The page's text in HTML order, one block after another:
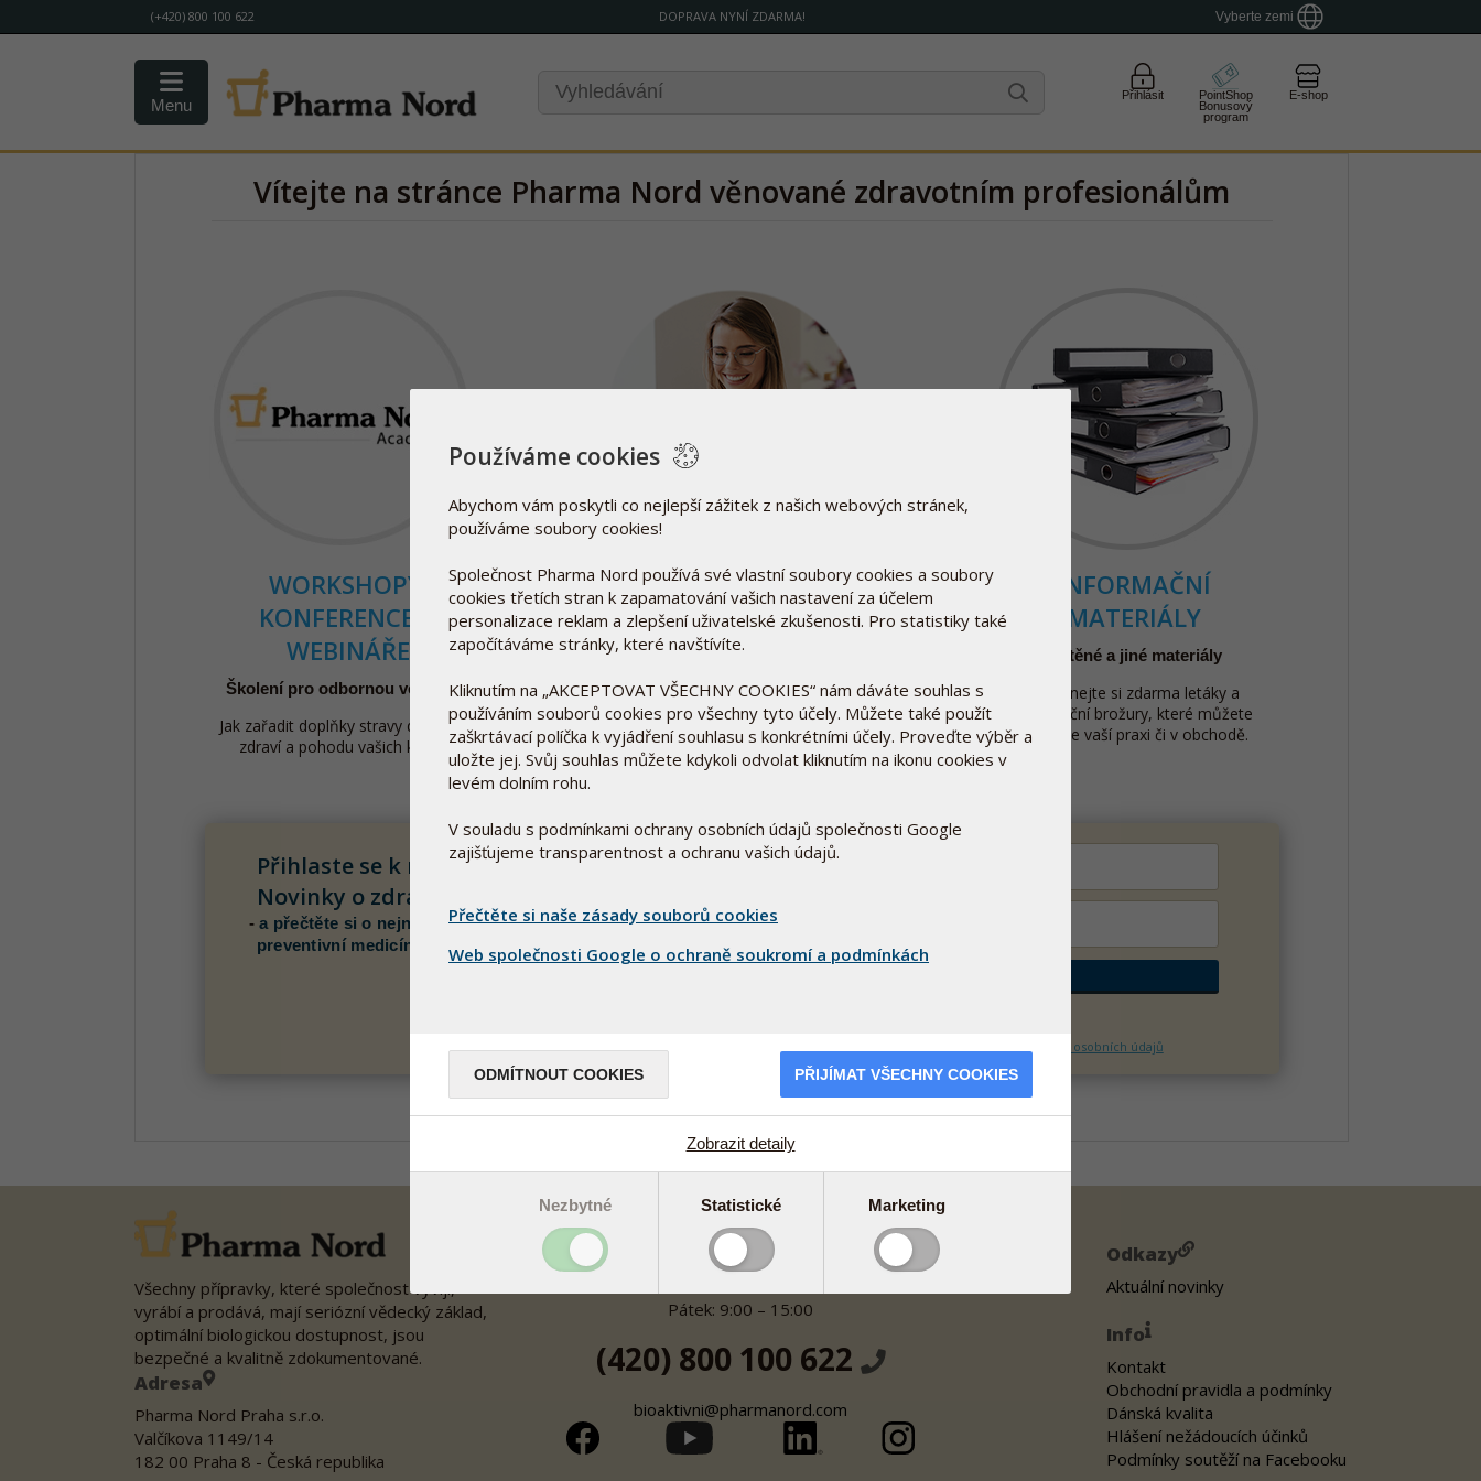
(+420) 800 100 622 DOPRAVA NYNÍ ZDARMA! Vyberte zemi
Menu
Přihlásit
PointShop
Bonusový
program
E-shop
Vítejte na stránce Pharma Nord věnované zdravotním profesionálům
WORKSHOPY,
KONFERENCE A
WEBINÁŘE
Školení pro odbornou veřejnost.
Jak zařadit doplňky stravy do péče o
zdraví a pohodu vašich klientů.
DATABÁZE FOTOGRAFIÍ
Obrázky produktů atd.
reklamních materiálů.
INFORMAČNÍ
MATERIÁLY
Tištěné a jiné materiály
Objednejte si zdarma letáky a
informační brožury, které můžete
využít ve vaší praxi či v obchodě.
Přihlaste se k newsletteru
Novinky o zdraví pro zdravotní profesionály
-a přečtěte si o nejnovějších poznatcích z oblasti zdraví,
preventivní medicíny či o vzdělávacích akcích.
Čtěte více v kapitole o Ochraně osobních údajů
Všechny přípravky, které společnost vyvíjí,
vyrábí a prodává, mají seriózní vědecký základ,
optimální biologickou dostupnost, jsou
bezpečné a kvalitně zdokumentované.
Adresa
Pharma Nord Praha s.r.o.
Valčíkova 1149/14
182 00 Praha 8 - Česká republika
Bezplatná linka
Pátek: 9:00 – 15:00
(420) 800 100 622
bioaktivni@pharmanord.com
Odkazy
Aktuální novinky
Info
Kontakt
Obchodní pravidla a podmínky
Dánská kvalita
Hlášení nežádoucích účinků
Podmínky soutěží na Facebooku
Používáme cookies
Abychom vám poskytli co nejlepší zážitek z našich webových stránek,
používáme soubory cookies!
Společnost Pharma Nord používá své vlastní soubory cookies a soubory
cookies třetích stran k zapamatování vašich nastavení za účelem
personalizace reklam a zlepšení uživatelské zkušenosti. Pro statistiky také
započítáváme stránky, které navštívíte.
Kliknutím na „AKCEPTOVAT VŠECHNY COOKIES“ nám dáváte souhlas s
používáním souborů cookies pro všechny tyto účely. Můžete také použít
zaškrtávací políčka k vyjádření souhlasu s konkrétními účely. Proveďte výběr a
uložte jej. Svůj souhlas můžete kdykoli odvolat kliknutím na ikonu cookies v
levém dolním rohu.
V souladu s podmínkami ochrany osobních údajů společnosti Google
zajišťujeme transparentnost a ochranu vašich údajů.
Přečtěte si naše zásady souborů cookies
Web společnosti Google o ochraně soukromí a podmínkách
ODMÍTNOUT COOKIES PŘIJÍMAT VŠECHNY COOKIES
Zobrazit detaily
Nezbytné Statistické Marketing